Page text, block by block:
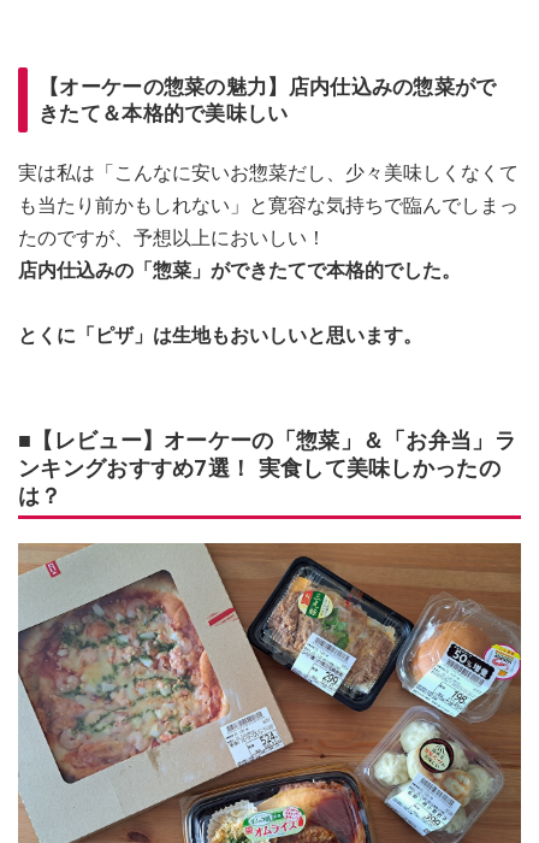
【オーケーの惣菜の魅力】店内仕込みの惣菜がで
きたて＆本格的で美味しい
実は私は「こんなに安いお惣菜だし、少々美味しくなくて
も当たり前かもしれない」と寛容な気持ちで臨んでしまっ
たのですが、予想以上においしい！
店内仕込みの「惣菜」ができたてで本格的でした。
とくに「ピザ」は生地もおいしいと思います。
■【レビュー】オーケーの「惣菜」＆「お弁当」ラ
ンキングおすすめ7選！ 実食して美味しかったの
は？